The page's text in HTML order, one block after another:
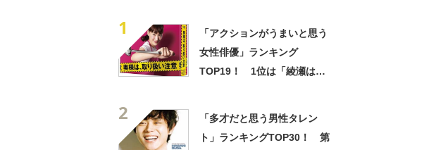
1
「アクションがうまいと思う
女性俳優」ランキング
TOP19！ 1位は「綾瀬はる
2
「多才だと思う男性タレン
ト」ランキングTOP30！ 第